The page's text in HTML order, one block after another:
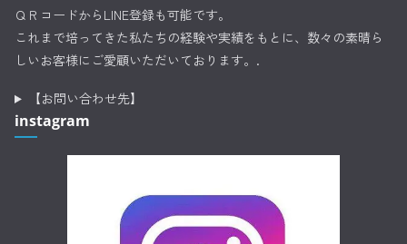
ＱＲコードからLINE登録も可能です。
これまで培ってきた私たちの経験や実績をもとに、数々の素晴ら
しいお客様にご愛顧いただいております。.
【お問い合わせ先】
instagram